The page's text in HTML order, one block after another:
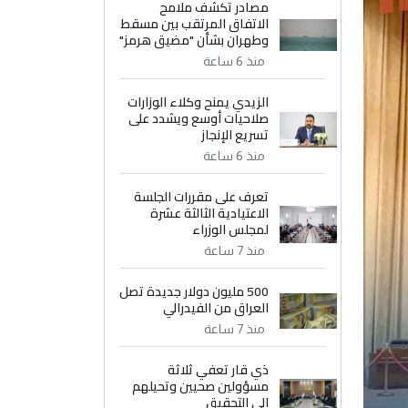
مصادر تكشف ملامح
الاتفاق المرتقب بين مسقط
وطهران بشأن "مضيق هرمز"
منذ 6 ساعة
الزيدي يمنح وكلاء الوزارات
صلاحيات أوسع ويشدد على
تسريع الإنجاز
منذ 6 ساعة
تعرف على مقررات الجلسة
الاعتيادية الثالثة عشرة
لمجلس الوزراء
منذ 7 ساعة
500 مليون دولار جديدة تصل
العراق من الفيدرالي
منذ 7 ساعة
ذي قار تعفي ثلاثة
مسؤولين صحيين وتحيلهم
إلى التحقيق